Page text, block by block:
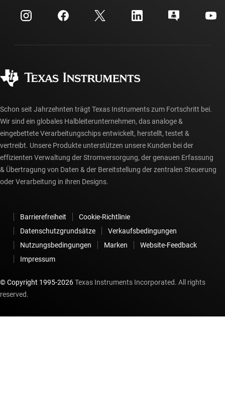
Investorenbeziehungen
Fertigung
Kundensupportzentrum
myTI-Konto FAQs
Häufig gestellte Fragen zu Bestellungen
Schon seit Jahrzehnten trägt Texas Instruments zum Fortschritt bei.
Wir sind ein globales Halbleiterunternehmen, das analoge &
eingebettete Verarbeitungschips entwickelt, herstellt, testet &
vertreibt. Unsere Produkte unterstützen unsere Kunden bei der
effizienten Verwaltung der Stromversorgung, der genauen Erfassung
& Übertragung von Daten & der Bereitstellung der zentralen Steuerung
oder Verarbeitung in ihren Designs.
Barrierefreiheit
Cookie-Richtlinie
Datenschutzgrundsätze
Verkaufsbedingungen
Nutzungsbedingungen
Marken
Website-Feedback
Impressum
© Copyright 1995-2026Texas Instruments Incorporated. All rights
reserved.